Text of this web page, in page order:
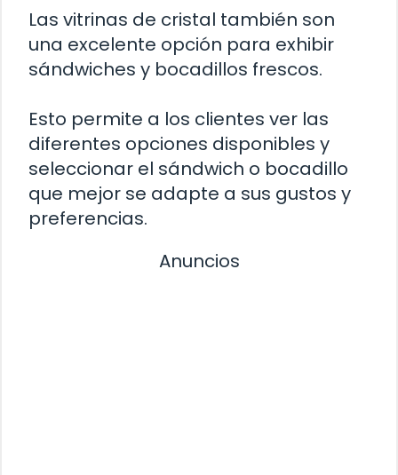
Las vitrinas de cristal también son
una excelente opción para exhibir
sándwiches y bocadillos frescos.
Esto permite a los clientes ver las
diferentes opciones disponibles y
seleccionar el sándwich o bocadillo
que mejor se adapte a sus gustos y
preferencias.
Anuncios